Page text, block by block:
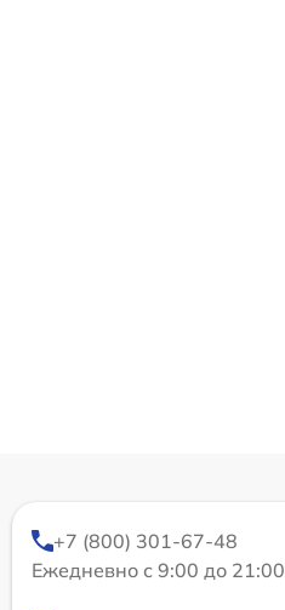
+7 (800) 301-67-48
Ежедневно с 9:00 до 21:00